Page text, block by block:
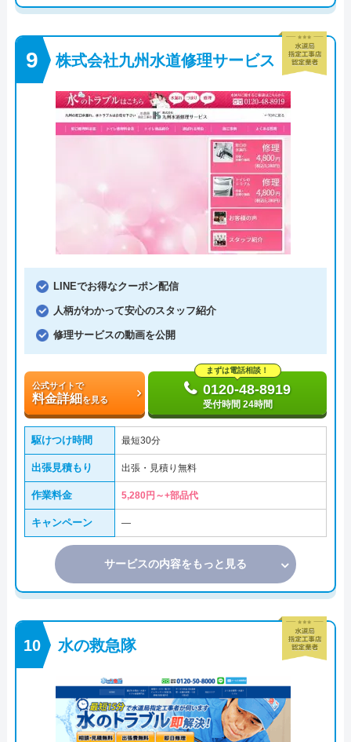
株式会社九州水道修理サービス
LINEでお得なクーポン配信
人柄がわかって安心のスタッフ紹介
修理サービスの動画を公開
公式サイトで
料金詳細を見る
まずは電話相談！
0120-48-8919
受付時間 24時間
駆けつけ時間 最短30分
出張見積もり 出張・見積り無料
作業料金 5,280円～+部品代
キャンペーン ―
サービスの内容をもっと見る
水の救急隊